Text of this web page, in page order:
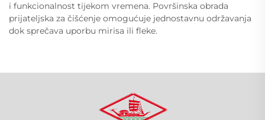
i funkcionalnost tijekom vremena. Površinska obrada
prijateljska za čišćenje omogućuje jednostavnu održavanja
dok sprečava uporbu mirisa ili fleke.